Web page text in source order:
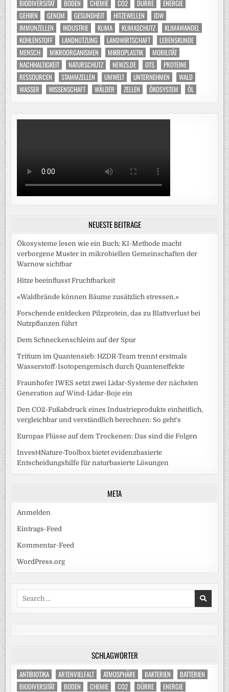
BIODIVERSITÄT BODEN CHEMIE CO2 DÜRRE
ENERGIE
GEHIRN
GENOM GESUNDHEIT HITZEWELLEN
IDW
IMMUNZELLEN
INDUSTRIE KLIMA KLIMASCHUTZ
KLIMAWANDEL
KOHLENSTOFF
LANDNUTZUNG LANDWIRTSCHAFT
LEBENSKUNDE
MENSCH
MIKROORGANISMEN MIKROPLASTIK
MOBILITÄT
NACHHALTIGKEIT
NATURSCHUTZ NEWZS.DE OTS
PROTEINE
RESSOURCEN
STAMMZELLEN UMWELT UNTERNEHMEN
WALD
WASSER
WISSENSCHAFT WÄLDER ZELLEN ÖKOSYSTEM ÖL
NEUESTE BEITRÄGE
Ökosysteme lesen wie ein Buch: KI-Methode macht
verborgene Muster in mikrobiellen Gemeinschaften der
Warnow sichtbar
Hitze beeinflusst Fruchtbarkeit
«Waldbrände können Bäume zusätzlich stressen.»
Forschende entdecken Pilzprotein, das zu Blattverlust bei
Nutzpflanzen führt
Dem Schneckenschleim auf der Spur
Tritium im Quantensieb: HZDR-Team trennt erstmals
Wasserstoff-Isotopengemisch durch Quanteneffekte
Fraunhofer IWES setzt zwei Lidar-Systeme der nächsten
Generation auf Wind-Lidar-Boje ein
Den CO2-Fußabdruck eines Industrieprodukts einheitlich,
vergleichbar und verständlich berechnen: So geht‘s
Europas Flüsse auf dem Trockenen: Das sind die Folgen
Invest4Nature-Toolbox bietet evidenzbasierte
Entscheidungshilfe für naturbasierte Lösungen
META
Anmelden
Eintrags-Feed
Kommentar-Feed
WordPress.org
SCHLAGWÖRTER
ANTIBIOTIKA ARTENVIELFALT ATMOSPHÄRE BAKTERIEN
BATTERIEN
BIODIVERSITÄT
BODEN CHEMIE CO2 DÜRRE
ENERGIE